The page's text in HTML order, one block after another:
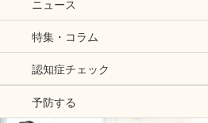
ニュース
特集・コラム
認知症チェック
予防する